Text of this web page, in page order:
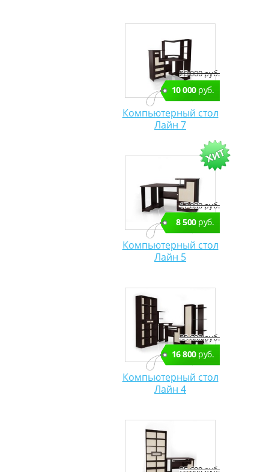
20 000 руб.
10 000руб.
Компьютерный стол
Лайн 7
17 000 руб.
8 500руб.
Компьютерный стол
Лайн 5
33 600 руб.
16 800руб.
Компьютерный стол
Лайн 4
25 600 руб.